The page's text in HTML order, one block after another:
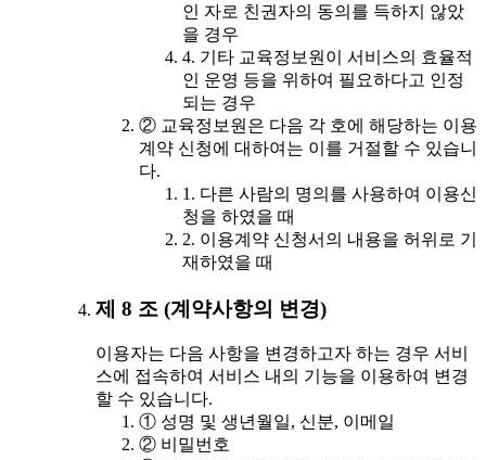
인 자로 친권자의 동의를 득하지 않았
을 경우
4. 기타 교육정보원이 서비스의 효율적
인 운영 등을 위하여 필요하다고 인정
되는 경우
② 교육정보원은 다음 각 호에 해당하는 이용
계약 신청에 대하여는 이를 거절할 수 있습니
다.
1. 다른 사람의 명의를 사용하여 이용신
청을 하였을 때
2. 이용계약 신청서의 내용을 허위로 기
재하였을 때
제 8 조 (계약사항의 변경)
이용자는 다음 사항을 변경하고자 하는 경우 서비
스에 접속하여 서비스 내의 기능을 이용하여 변경
할 수 있습니다.
① 성명 및 생년월일, 신분, 이메일
② 비밀번호